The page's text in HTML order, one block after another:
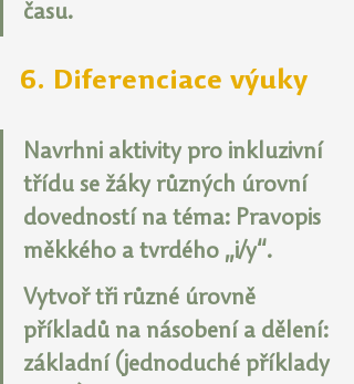
času.
6. Diferenciace výuky
Navrhni aktivity pro inkluzivní
třídu se žáky různých úrovní
dovedností na téma: Pravopis
měkkého a tvrdého „i/y“.
Vytvoř tři různé úrovně
příkladů na násobení a dělení:
základní (jednoduché příklady